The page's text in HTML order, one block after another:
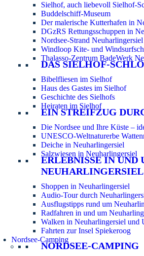
Sielhof, auch liebevoll Sielhof-
Buddelschiff-Museum
Der malerische Kutterhafen in
DGzRS Rettungsschuppen in
Nordsee-Strand Neuharlingersiel
Windloop Kite- und
Thalasso-Zentrum BadeWerk
DAS SIELHOF-
Bibelfliesen im Sielhof
Haus des Gastes im Sielhof
Geschichte des Sielhofs
Heiraten im Sielhof
EIN STREIFZUG
Die Nordsee und Ihre Küste –
UNESCO-Weltnaturerbe
Deiche in Neuharlingersiel
Salzwiesen in Neuharlingersiel
ERLEBNISSE IN UND
NEUHARLINGERSIEL
Shoppen in Neuharlingersiel
Audio-Tour durch
Ausflugstipps rund um
Radfahren in und um
Walken in Neuharlingersiel und
Fahrten zur Insel Spiekeroog
Nordsee-Camping
NORDSEE-CAMPING